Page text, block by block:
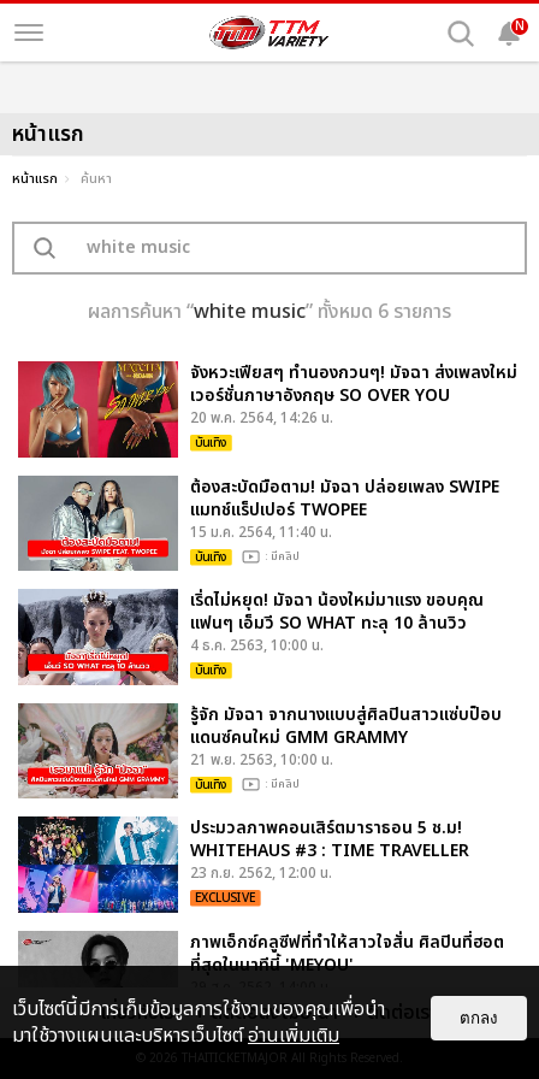
N
หน้าแรก
หน้าแรก ค้นหา
ผลการค้นหา “white music” ทั้งหมด 6 รายการ
จังหวะเฟียสๆ ทำนองกวนๆ! มัจฉา ส่งเพลงใหม่
เวอร์ชั่นภาษาอังกฤษ SO OVER YOU
20 พ.ค. 2564, 14:26 น.
บันเทิง
ต้องสะบัดมือตาม! มัจฉา ปล่อยเพลง SWIPE
แมทช์แร็ปเปอร์ TWOPEE
15 ม.ค. 2564, 11:40 น.
บันเทิง : มีคลิป
เริ่ดไม่หยุด! มัจฉา น้องใหม่มาแรง ขอบคุณ
แฟนๆ เอ็มวี SO WHAT ทะลุ 10 ล้านวิว
4 ธ.ค. 2563, 10:00 น.
บันเทิง
รู้จัก มัจฉา จากนางแบบสู่ศิลปินสาวแซ่บป็อบ
แดนซ์คนใหม่ GMM GRAMMY
21 พ.ย. 2563, 10:00 น.
บันเทิง : มีคลิป
ประมวลภาพคอนเสิร์ตมาราธอน 5 ช.ม!
WHITEHAUS #3 : TIME TRAVELLER
23 ก.ย. 2562, 12:00 น.
EXCLUSIVE
ภาพเอ็กซ์คลูซีฟที่ทำให้สาวใจสั่น ศิลปินที่ฮอต
ที่สุดในนาทีนี้ 'MEYOU'
EXCLUSIVE
เกี่ยวกับเรา ติดต่อลงโฆษณา ติดต่อเรา
© 2026 THAITICKETMAJOR All Rights Reserved.
เว็บไซต์นี้มีการเก็บข้อมูลการใช้งานของคุณเพื่อนำ
มาใช้วางแผนและบริหารเว็บไซต์อ่านเพิ่มเติม
ตกลง